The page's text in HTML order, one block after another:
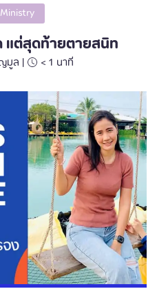
แต่สุดท้ายตายสนิท
มูล | < 1 นาที